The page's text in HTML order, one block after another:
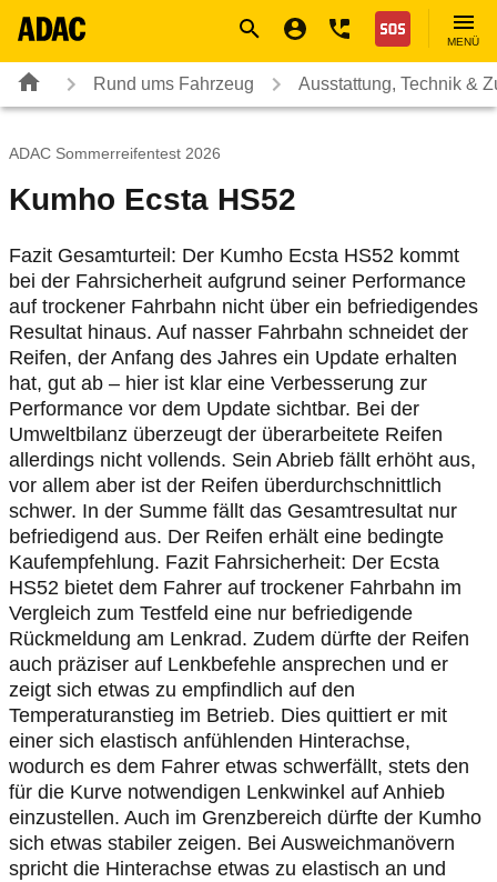
Nothilfe
MENÜ
Rund ums Fahrzeug Ausstattung, Technik &
ADAC Sommerreifentest 2026
Kumho Ecsta HS52
Fazit Gesamturteil: Der Kumho Ecsta HS52 kommt
bei der Fahrsicherheit aufgrund seiner Performance
auf trockener Fahrbahn nicht über ein befriedigendes
Resultat hinaus. Auf nasser Fahrbahn schneidet der
Reifen, der Anfang des Jahres ein Update erhalten
hat, gut ab – hier ist klar eine Verbesserung zur
Performance vor dem Update sichtbar. Bei der
Umweltbilanz überzeugt der überarbeitete Reifen
allerdings nicht vollends. Sein Abrieb fällt erhöht aus,
vor allem aber ist der Reifen überdurchschnittlich
schwer. In der Summe fällt das Gesamtresultat nur
befriedigend aus. Der Reifen erhält eine bedingte
Kaufempfehlung. Fazit Fahrsicherheit: Der Ecsta
HS52 bietet dem Fahrer auf trockener Fahrbahn im
Vergleich zum Testfeld eine nur befriedigende
Rückmeldung am Lenkrad. Zudem dürfte der Reifen
auch präziser auf Lenkbefehle ansprechen und er
zeigt sich etwas zu empfindlich auf den
Temperaturanstieg im Betrieb. Dies quittiert er mit
einer sich elastisch anfühlenden Hinterachse,
wodurch es dem Fahrer etwas schwerfällt, stets den
für die Kurve notwendigen Lenkwinkel auf Anhieb
einzustellen. Auch im Grenzbereich dürfte der Kumho
sich etwas stabiler zeigen. Bei Ausweichmanövern
spricht die Hinterachse etwas zu elastisch an und